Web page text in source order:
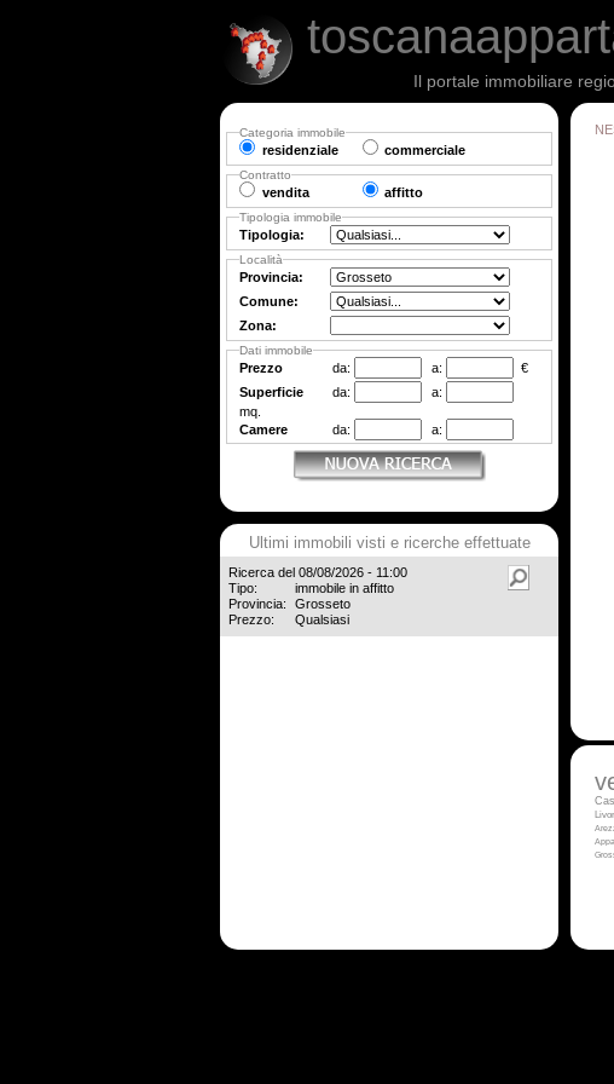
Il portale immobiliare
Categoria immobile
residenziale commerciale
Contratto
vendita affitto
Tipologia immobile
Tipologia:
Località
Provincia:
Comune:
Zona:
Dati immobile
Prezzo da: a:
€
Superficie
da:
a:
mq.
Camere
da: a:
Ultimi immobili visti e ricerche effettuate
Ricerca del 08/08/2026 - 11:00
Tipo:
immobile in affitto
Provincia:
Grosseto
Prezzo:
Qualsiasi